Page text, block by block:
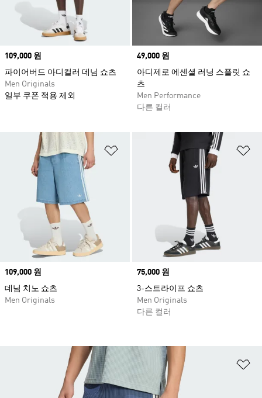
Price
109,000 원
파이어버드 아디컬러 데님 쇼츠
Men Originals
일부 쿠폰 적용 제외
Price
49,000 원
아디제로 에센셜 러닝 스플릿 쇼
츠
Men Performance
다른 컬러
위시리스트 담기
Price
109,000 원
데님 치노 쇼츠
Men Originals
Price
75,000 원
3-스트라이프 쇼츠
Men Originals
다른 컬러